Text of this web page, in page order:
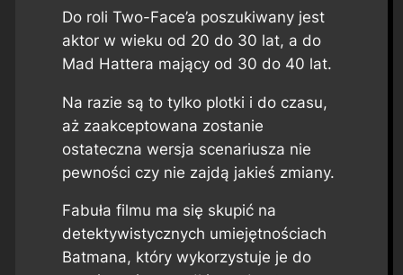
Do roli Two-Face’a poszukiwany jest
aktor w wieku od 20 do 30 lat, a do
Mad Hattera mający od 30 do 40 lat.
Na razie są to tylko plotki i do czasu,
aż zaakceptowana zostanie
ostateczna wersja scenariusza nie
pewności czy nie zajdą jakieś zmiany.
Fabuła filmu ma się skupić na
detektywistycznych umiejętnościach
Batmana, który wykorzystuje je do